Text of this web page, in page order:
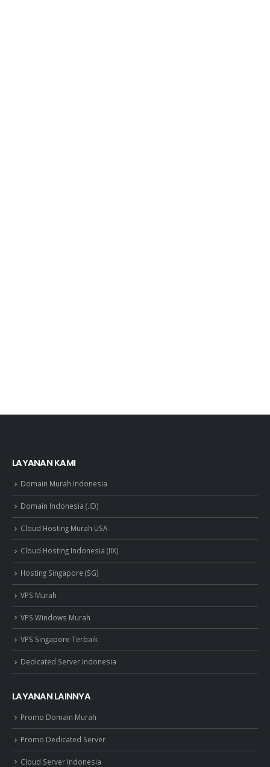
LAYANAN KAMI
Domain Murah Indonesia
Domain Indonesia (.ID)
Cloud Hosting Murah USA
Cloud Hosting Indonesia (IIX)
Hosting Singapore (SG)
VPS Murah
VPS Windows Murah
VPS Singapore Terbaik
Dedicated Server Indonesia
LAYANAN LAINNYA
Promo Domain Murah
Promo Dedicated Server
Cloud Server Indonesia